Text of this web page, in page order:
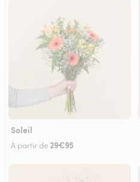
Soleil
À partir de 29€95